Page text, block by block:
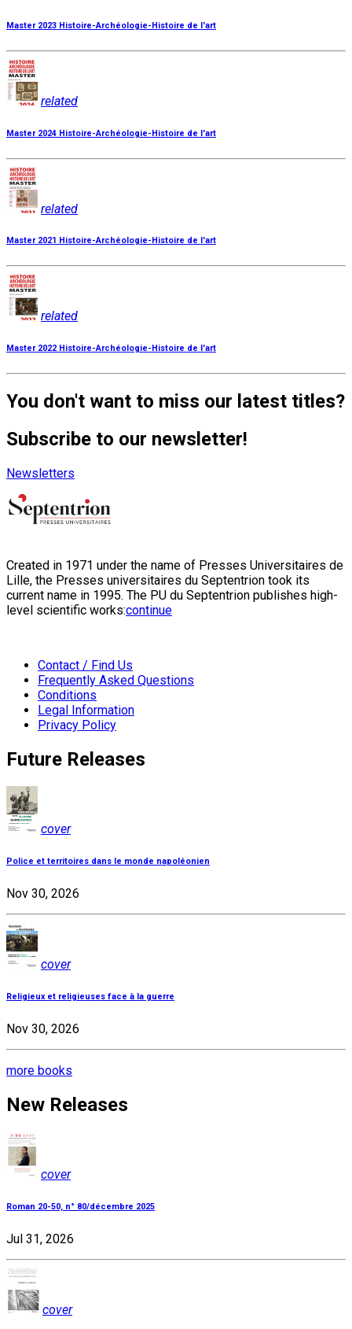
Master 2023 Histoire-Archéologie-Histoire de l'art
related
Master 2024 Histoire-Archéologie-Histoire de l'art
related
Master 2021 Histoire-Archéologie-Histoire de l'art
related
Master 2022 Histoire-Archéologie-Histoire de l'art
You don't want to miss our latest titles?
Subscribe to our newsletter!
Newsletters
Created in 1971 under the name of Presses Universitaires de
Lille, the Presses universitaires du Septentrion took its
current name in 1995. The PU du Septentrion publishes high-
level scientific works:continue
Contact / Find Us
Frequently Asked Questions
Conditions
Legal Information
Privacy Policy
Future Releases
cover
Police et territoires dans le monde napoléonien
Nov 30, 2026
cover
Religieux et religieuses face à la guerre
Nov 30, 2026
more books
New Releases
cover
Roman 20-50, n° 80/décembre 2025
Jul 31, 2026
cover